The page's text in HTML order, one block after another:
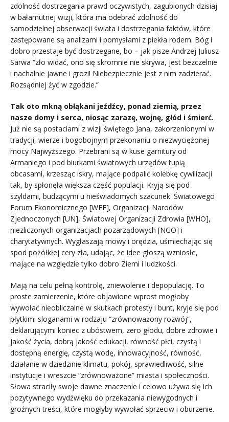
zdolność dostrzegania prawd oczywistych, zagubionych dzisiaj
w bałamutnej wizji, która ma odebrać zdolność do
samodzielnej obserwacji świata i dostrzegania faktów, które
zastępowane są analizami i pomysłami z piekła rodem. Bóg i
dobro przestaje być dostrzegane, bo – jak pisze Andrzej Juliusz
Sarwa “zło widać, ono się skromnie nie skrywa, jest bezczelnie
i nachalnie jawne i grozi! Niebezpiecznie jest z nim zadzierać.
Rozsądniej żyć w zgodzie.”
Tak oto mkną obłąkani jeźdźcy, ponad ziemią, przez
nasze domy i serca, niosąc zarazę, wojnę, głód i śmierć.
Już nie są postaciami z wizji świętego Jana, zakorzenionymi w
tradycji, wierze i bogobojnym przekonaniu o niezwyciężonej
mocy Najwyższego. Przebrani są w kuse garnitury od
Armaniego i pod biurkami światowych urzędów tupią
obcasami, krzesząc iskry, mające podpalić kolebkę cywilizacji
tak, by spłonęła większa część populacji. Kryją się pod
szyldami, budzącymi u nieświadomych szacunek: Światowego
Forum Ekonomicznego [WEF], Organizacji Narodów
Zjednoczonych [UN], Światowej Organizacji Zdrowia [WHO],
niezliczonych organizacjach pozarządowych [NGO] i
charytatywnych. Wygłaszają mowy i orędzia, uśmiechając się
spod pożółkłej cery zła, udając, że idee głoszą wzniosłe,
mające na względzie tylko dobro Ziemi i ludzkości.
Mają na celu pełną kontrolę, zniewolenie i depopulację. To
proste zamierzenie, które objawione wprost mogłoby
wywołać nieobliczalne w skutkach protesty i bunt, kryje się pod
płytkimi sloganami w rodzaju “zrównoważony rozwój”,
deklarującymi koniec z ubóstwem, zero głodu, dobre zdrowie i
jakość życia, dobrą jakość edukacji, równość płci, czystą i
dostępną energię, czystą wodę, innowacyjność, równość,
działanie w dziedzinie klimatu, pokój, sprawiedliwość, silne
instytucje i wreszcie “zrównoważone” miasta i społeczności.
Słowa straciły swoje dawne znaczenie i celowo używa się ich
pozytywnego wydźwięku do przekazania niewygodnych i
groźnych treści, które mogłyby wywołać sprzeciw i oburzenie.